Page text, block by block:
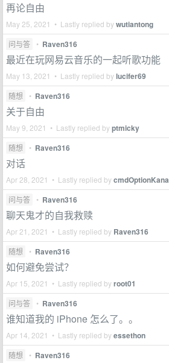
再论自由
May 25, 2021 • Lastly replied bywutiantong
问与答 • Raven316
最近在玩网易云音乐的一起听歌功能
May 13, 2021 • Lastly replied bylucifer69
随想 • Raven316
关于自由
May 9, 2021 • Lastly replied byptmicky
随想 • Raven316
对话
Apr 28, 2021 • Lastly replied bycmdOptionKana
问与答 • Raven316
聊天鬼才的自我救赎
Apr 21, 2021 • Lastly replied by Raven316
随想 • Raven316
如何避免尝试？
Apr 15, 2021 • Lastly replied byroot01
问与答 • Raven316
谁知道我的 iPhone 怎么了。。
Apr 14, 2021 • Lastly replied byessethon
随想 • Raven316